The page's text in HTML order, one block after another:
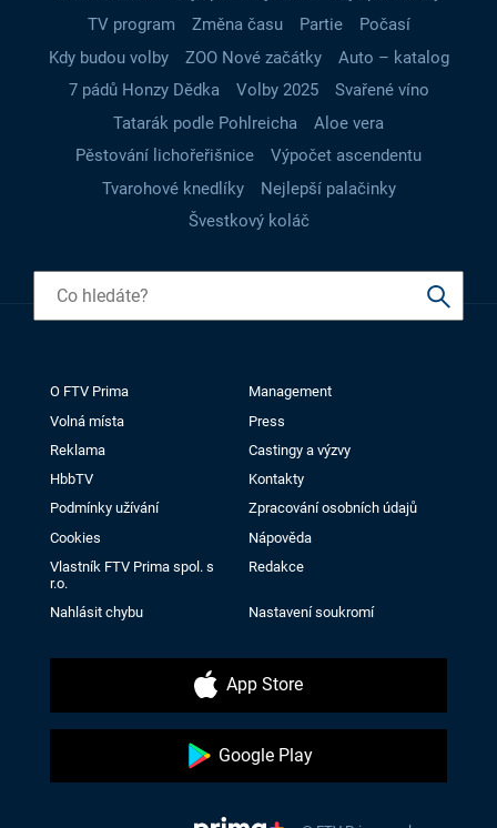
TV program
Změna času Partie
Počasí
Kdy budou volby
ZOO Nové začátky
Auto – katalog
7 pádů Honzy Dědka
Volby 2025
Svařené víno
Tatarák podle Pohlreicha
Aloe vera
Pěstování lichořeřišnice
Výpočet ascendentu
Tvarohové knedlíky
Nejlepší palačinky
Švestkový koláč
O FTV Prima
Management
Volná místa
Press
Reklama
Castingy a výzvy
HbbTV
Kontakty
Podmínky užívání
Zpracování osobních údajů
Cookies
Nápověda
Vlastník FTV Prima spol. s
r.o.
Redakce
Nahlásit chybu Nastavení soukromí
App Store
Google Play